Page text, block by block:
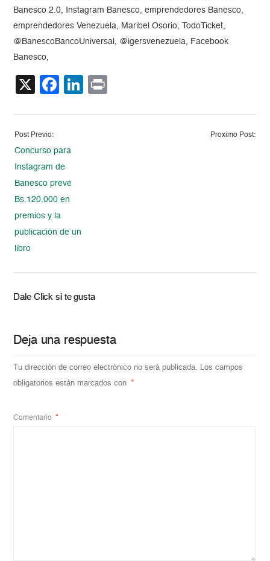
Banesco 2.0, Instagram Banesco, emprendedores Banesco,
emprendedores Venezuela, Maribel Osorio, TodoTicket,
@BanescoBancoUniversal, @igersvenezuela, Facebook
Banesco,
X Facebook
LinkedIn
Post Previo:
Concurso para
Instagram de
Banesco prevé
Bs.120.000 en
premios y la
publicación de un
libro
Proximo Post:
Dale Click si te gusta
Deja una respuesta
Tu dirección de correo electrónico no será publicada. Los campos
obligatorios están marcados con
*
Comentario *